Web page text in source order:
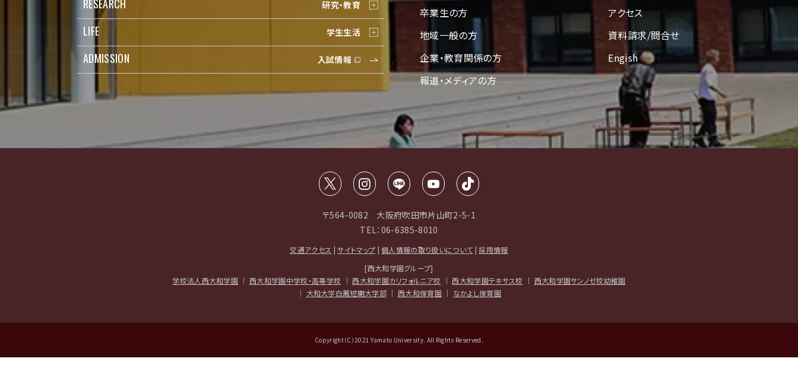
RESEARCH 研究・教育
LIFE 学生生活
ADMISSION 入試情報
卒業生の方
地域一般の方
企業・教育関係の方
報道・メディアの方
アクセス
資料請求/問合せ
Engish
〒564-0082 大阪府吹田市片山町2-5-1
TEL：06-6385-8010
交通アクセス |サイトマップ |個人情報の取り扱いについて |採用情報
[西大和学園グループ]
学校法人西大和学園 ｜西大和学園中学校・高等学校 ｜西大和学園カリフォルニア校 ｜西大和学園テキサス校 ｜ 西大和学園サンノゼ校幼稚園
｜ 大和大学白鳳短期大学部 ｜ 西大和保育園 ｜ なかよし保育園
Copyright（C）2021 Yamato University. All Rights Reserved.